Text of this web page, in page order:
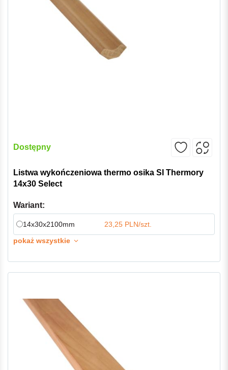
Dostępny
Listwa wykończeniowa thermo osika SI Thermory
14x30 Select
Wariant:
14x30x2100mm
23,25 PLN/szt.
pokaż wszystkie